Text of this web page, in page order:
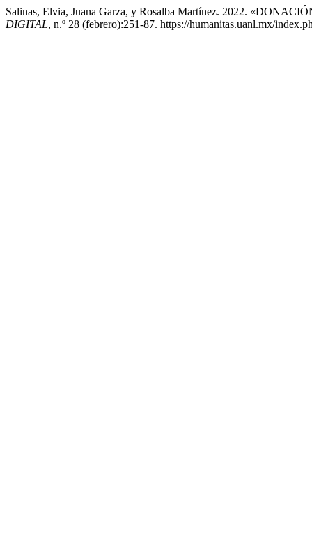
Salinas, Elvia, Juana Garza, y Rosalba Martínez. 2022.
DIGITAL, n.º 28 (febrero):251-87. https://humanitas.uanl.mx/